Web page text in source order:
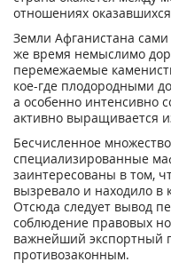
отношениях
Земли Афганистана
же время немыслимо
перемежаемые
кое-где плодородными
а особенно интенсивно
активно выращивается
Бесчисленное
специализированные
заинтересованы в том,
вызревало и находило в
Отсюда следует вывод
соблюдение правовых
важнейший экспортный
противозаконным.